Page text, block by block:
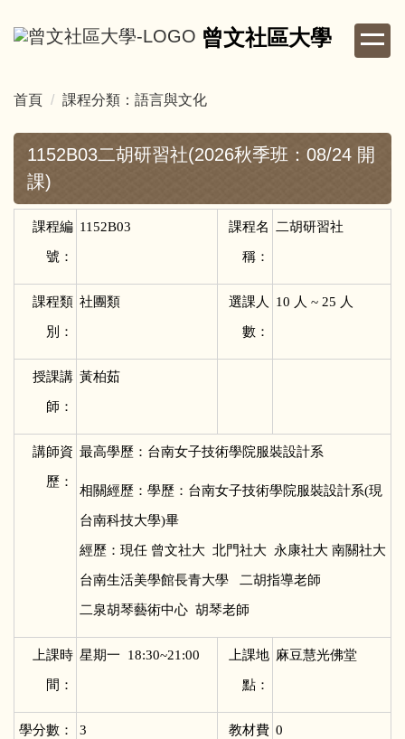
到
內
曾文社區大學
首頁 課程分類：語言與文化
1152B03二胡研習社(2026秋季班：08/24 開
課)
課程編
號：
1152B03 課程名
稱：
二胡研習社
課程類
別：
社團類 選課人
數：
10 人 ~ 25 人
授課講
師：
黃柏茹
講師資
歷：
最高學歷：台南女子技術學院服裝設計系
相關經歷：學歷：台南女子技術學院服裝設計系(現
台南科技大學)畢
經歷：現任 曾文社大 北門社大 永康社大 南關社大
台南生活美學館長青大學 二胡指導老師
二泉胡琴藝術中心 胡琴老師
上課時
間：
星期一 18:30~21:00 上課地
點：
麻豆慧光佛堂
學分數： 3 教材費 0